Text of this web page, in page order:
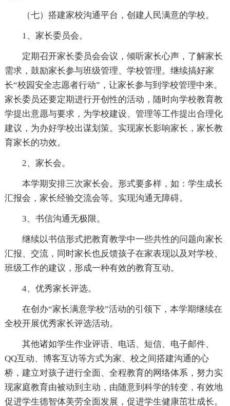
（七）搭建家校沟通平台，创建人民满意的学校。
1、家长委员会。
定期召开家长委员会会议，倾听家长心声，了解家长
需求，鼓励家长参与班级管理、学校管理。继续搞好家
长“校园安全志愿者行动”，让家长参与到学校管理中来。
家长委员还要定期进行开创性的活动，随时向学校教育教
学提出意愿与要求，为学校建设、管理等工作提出合理化
建议，为办好学校出谋划策。实现家长影响家长，家长教
育家长的功效。
2、家长会。
本学期安排三次家长会。形式要多样，如：学生成长
汇报会，家长经验交流会等。实现沟通无障碍。
3、书信沟通无极限。
继续以书信形式把教育教学中一些共性的问题向家长
汇报、交流，同时家长也反馈孩子在家表现以及对学校、
班级工作的建议，形成一种有效的教育互动。
4、优秀家长评选。
在创办“家长满意学校”活动的引领下，本学期继续在
全校开展优秀家长评选活动。
其他诸如学生作业评语、电话、短信、电子邮件、
QQ互动、博客互访等方式为家、校之间搭建沟通的心
桥，建立对孩子进行全面、全程教育的网络体系，努力实
现家庭教育由被动到主动，由随意到科学的转变，有效地
促进学生德智体美劳全面发展，促进学生健康茁壮成长。